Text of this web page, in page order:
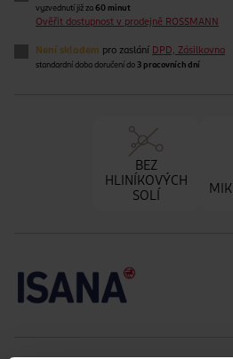
vyzvednutí již za 60 minut
Ověřit dostupnost v prodejně ROSSMANN
Není skladem pro zaslání DPD, Zásilkovna
standardní doba doručení do 3 pracovních dní
BEZ
HLINÍKOVÝCH
SOLÍ